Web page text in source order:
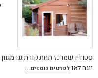
סטודיו שמרכז תחת קורת גגו
יוגה לאולפרטים נוספים...